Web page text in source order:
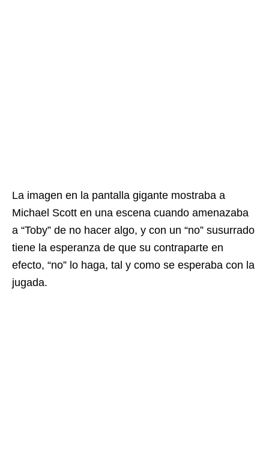
La imagen en la pantalla gigante mostraba a
Michael Scott en una escena cuando amenazaba
a “Toby” de no hacer algo, y con un “no” susurrado
tiene la esperanza de que su contraparte en
efecto, “no” lo haga, tal y como se esperaba con la
jugada.